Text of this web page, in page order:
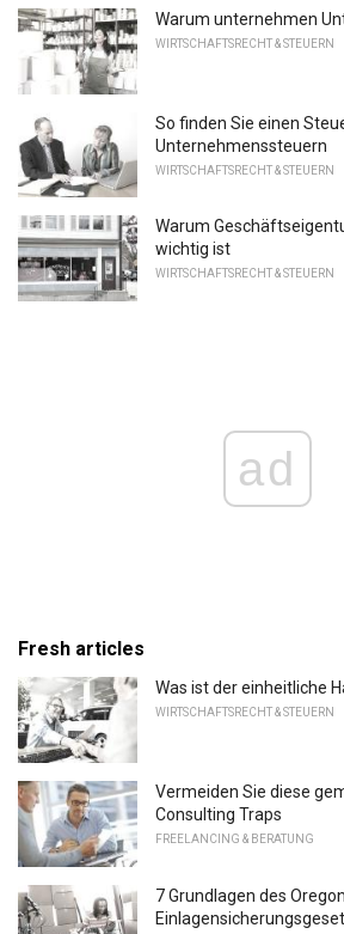
Warum unternehmen
WIRTSCHAFTSRECHT & STEUERN
So finden Sie einen
Unternehmenssteuern
WIRTSCHAFTSRECHT & STEUERN
Warum
wichtig ist
WIRTSCHAFTSRECHT & STEUERN
ad
Fresh articles
Was ist der einheitliche
WIRTSCHAFTSRECHT & STEUERN
Vermeiden Sie diese
Consulting Traps
FREELANCING & BERATUNG
7 Grundlagen des